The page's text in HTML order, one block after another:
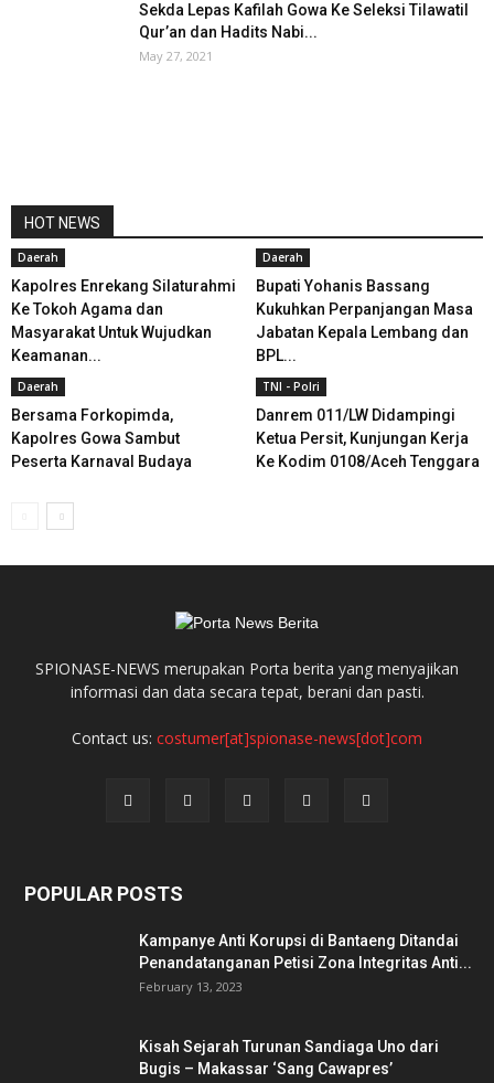
Sekda Lepas Kafilah Gowa Ke Seleksi Tilawatil
Qur’an dan Hadits Nabi...
May 27, 2021
HOT NEWS
Daerah
Kapolres Enrekang Silaturahmi
Ke Tokoh Agama dan
Masyarakat Untuk Wujudkan
Keamanan...
Daerah
Bupati Yohanis Bassang
Kukuhkan Perpanjangan Masa
Jabatan Kepala Lembang dan
BPL...
Daerah
Bersama Forkopimda,
Kapolres Gowa Sambut
Peserta Karnaval Budaya
TNI - Polri
Danrem 011/LW Didampingi
Ketua Persit, Kunjungan Kerja
Ke Kodim 0108/Aceh Tenggara
SPIONASE-NEWS merupakan Porta berita yang menyajikan
informasi dan data secara tepat, berani dan pasti.
Contact us: costumer[at]spionase-news[dot]com
POPULAR POSTS
Kampanye Anti Korupsi di Bantaeng Ditandai
Penandatanganan Petisi Zona Integritas Anti...
February 13, 2023
Kisah Sejarah Turunan Sandiaga Uno dari
Bugis – Makassar ‘Sang Cawapres’